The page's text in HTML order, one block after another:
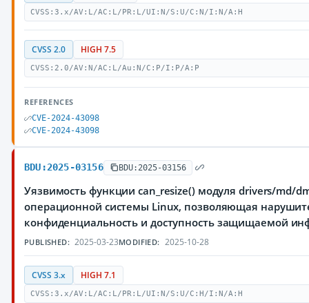
CVSS:3.x/AV:L/AC:L/PR:L/UI:N/S:U/C:N/I:N/A:H
CVSS 2.0 HIGH 7.5
CVSS:2.0/AV:N/AC:L/Au:N/C:P/I:P/A:P
REFERENCES
CVE-2024-43098
CVE-2024-43098
BDU:2025-03156 BDU:2025-03156
Уязвимость функции can_resize() модуля drivers/md/
операционной системы Linux, позволяющая
конфиденциальность и доступность защищаемой
PUBLISHED: 2025-03-23MODIFIED: 2025-10-28
CVSS 3.x HIGH 7.1
CVSS:3.x/AV:L/AC:L/PR:L/UI:N/S:U/C:H/I:N/A:H